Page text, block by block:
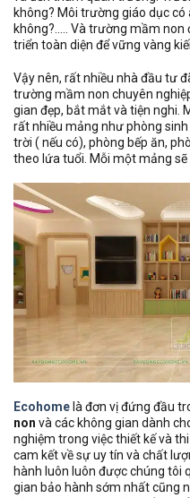
không? Môi trường giáo dục
không?….. Và trường mầm non
triển toàn diện để vững vàng
Vậy nên, rất nhiều nhà đầu tư
trường mầm non chuyên
gian đẹp, bắt mắt và tiện nghi.
rất nhiều mảng như phòng
trời ( nếu có), phòng bếp ăn,
theo lứa tuổi. Mỗi một mảng sẽ
Ecohome là đơn vị đứng đầu
non và các không gian dành
nghiệm trong việc thiết kế và
cam kết về sự uy tín và chất
hành luôn luôn được chúng tôi
gian bảo hành sớm nhất cũng